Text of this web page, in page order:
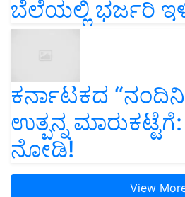
ಬೆಲೆಯಲ್ಲಿ ಭರ್ಜರಿ
ಕರ್ನಾಟಕದ
ಉತ್ಪನ್ನ
ನೋಡಿ!
View